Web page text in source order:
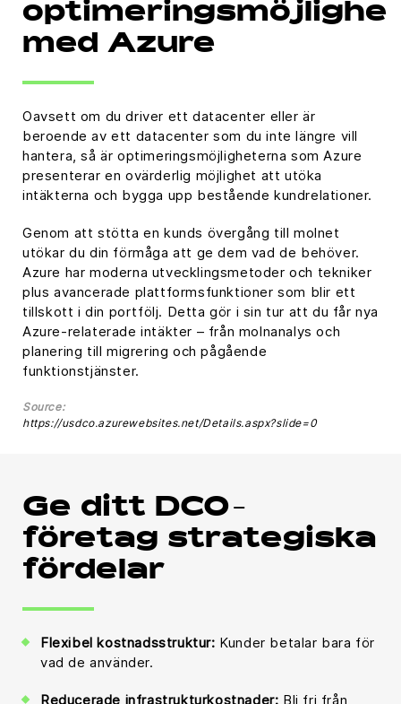
med Azure
Oavsett om du driver ett datacenter eller är
beroende av ett datacenter som du inte längre vill
hantera, så är optimeringsmöjligheterna som Azure
presenterar en ovärderlig möjlighet att utöka
intäkterna och bygga upp bestående kundrelationer.
Genom att stötta en kunds övergång till molnet
utökar du din förmåga att ge dem vad de behöver.
Azure har moderna utvecklingsmetoder och tekniker
plus avancerade plattformsfunktioner som blir ett
tillskott i din portfölj. Detta gör i sin tur att du får nya
Azure-relaterade intäkter – från molnanalys och
planering till migrering och pågående
funktionstjänster.
Source:
https://usdco.azurewebsites.net/Details.aspx?slide=0
Ge ditt DCO-
företag strategiska
fördelar
Flexibel kostnadsstruktur: Kunder betalar bara för
vad de använder.
Reducerade infrastrukturkostnader: Bli fri från